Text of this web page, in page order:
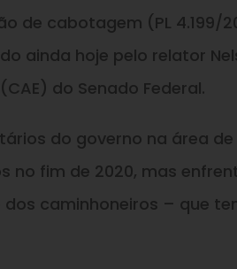
de cabotagem (PL 4.199/
ainda hoje pelo relator
do Senado Federal.
do governo na área
no fim de 2020, mas
caminhoneiros – que